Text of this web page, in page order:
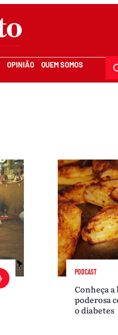
OPINIÃO QUEM SOMOS
PODCAST
Conheça
poderosa
o diabetes